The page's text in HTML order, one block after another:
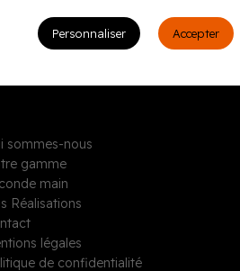
sommes-nous
gamme
main
Réalisations
légales
de confidentialité
Personnaliser Accepter